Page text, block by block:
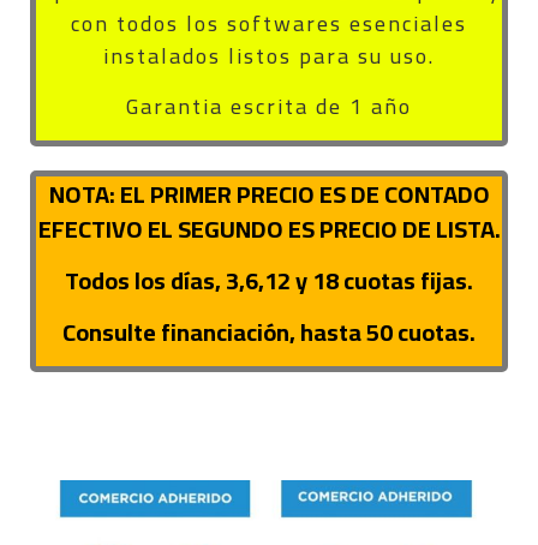
con todos los softwares esenciales
instalados listos para su uso.
Garantia escrita de 1 año
NOTA: EL PRIMER PRECIO ES DE CONTADO
EFECTIVO EL SEGUNDO ES PRECIO DE LISTA.
Todos los días, 3,6,12 y 18 cuotas fijas.
Consulte financiación, hasta 50 cuotas.